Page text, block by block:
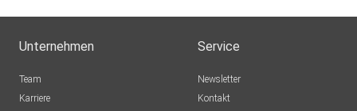
Unternehmen
Team
Karriere
Service
Newsletter
Kontakt